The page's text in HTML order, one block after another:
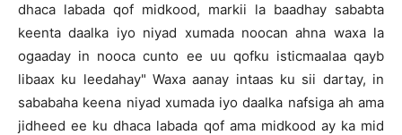
dhaca labada qof midkood, markii la baadhay sababta
keenta daalka iyo niyad xumada noocan ahna waxa la
ogaaday in nooca cunto ee uu qofku isticmaalaa qayb
libaax ku leedahay" Waxa aanay intaas ku sii dartay, in
sababaha keena niyad xumada iyo daalka nafsiga ah ama
jidheed ee ku dhaca labada qof ama midkood ay ka mid